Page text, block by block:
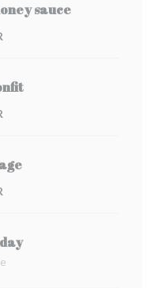
sauce